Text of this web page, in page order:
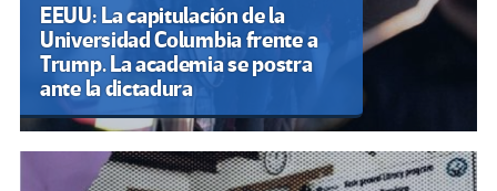
EEUU: La capitulación de la
Universidad Columbia frente a
Trump. La academia se postra
ante la dictadura